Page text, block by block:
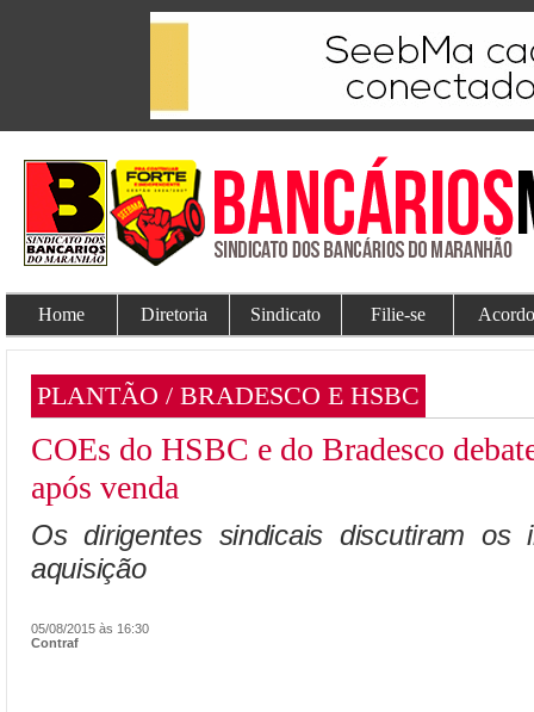
Home Diretoria Sindicato Filie-se
PLANTÃO / BRADESCO E HSBC
COEs do HSBC e do Bradesco
após venda
Os dirigentes sindicais discutiram os
aquisição
05/08/2015 às 16:30
Contraf